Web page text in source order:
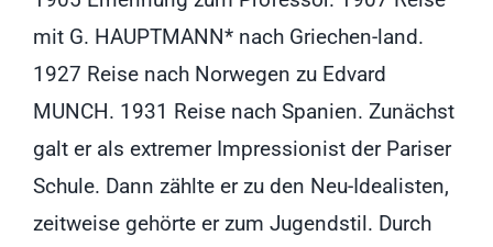
mit G. HAUPTMANN* nach Griechen-land.
1927 Reise nach Norwegen zu Edvard
MUNCH. 1931 Reise nach Spanien. Zunächst
galt er als extremer Impressionist der Pariser
Schule. Dann zählte er zu den Neu-Idealisten,
zeitweise gehörte er zum Jugendstil. Durch